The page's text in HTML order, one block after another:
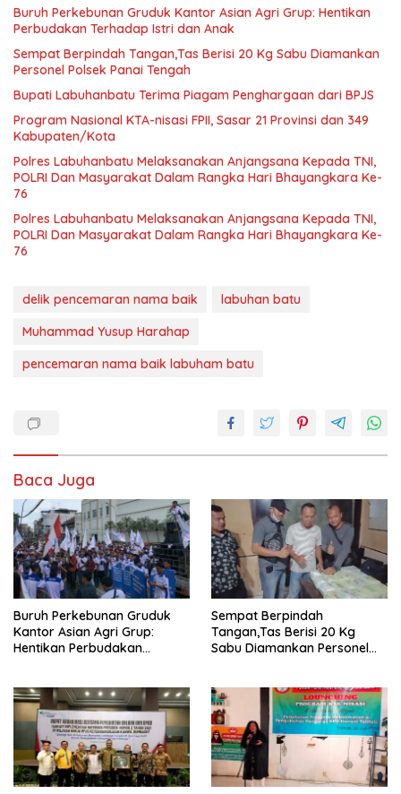
Buruh Perkebunan Gruduk Kantor Asian Agri Grup: Hentikan
Perbudakan Terhadap Istri dan Anak
Sempat Berpindah Tangan,Tas Berisi 20 Kg Sabu Diamankan
Personel Polsek Panai Tengah
Bupati Labuhanbatu Terima Piagam Penghargaan dari BPJS
Program Nasional KTA-nisasi FPII, Sasar 21 Provinsi dan 349
Kabupaten/Kota
Polres Labuhanbatu Melaksanakan Anjangsana Kepada TNI,
POLRI Dan Masyarakat Dalam Rangka Hari Bhayangkara Ke-
76
Polres Labuhanbatu Melaksanakan Anjangsana Kepada TNI,
POLRI Dan Masyarakat Dalam Rangka Hari Bhayangkara Ke-
76
delik pencemaran nama baik
labuhan batu
Muhammad Yusup Harahap
pencemaran nama baik labuham batu
Baca Juga
Buruh Perkebunan Gruduk
Kantor Asian Agri Grup:
Hentikan Perbudakan
Sempat Berpindah
Tangan,Tas Berisi 20 Kg
Sabu Diamankan Personel